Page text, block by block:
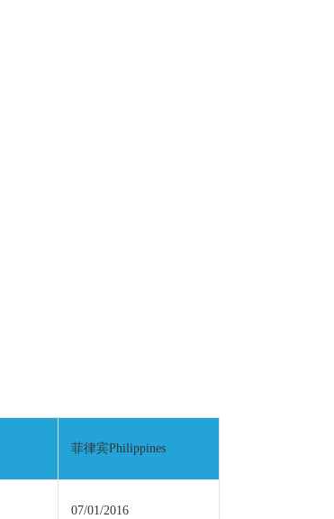
菲律宾Philippines
07/01/2016